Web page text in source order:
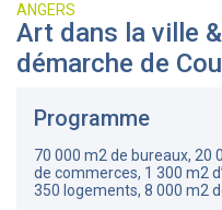
ANGERS
Art dans la ville
démarche de
Programme
70 000 m2 de bureaux, 20
de commerces, 1 300 m2
350 logements, 8 000 m2